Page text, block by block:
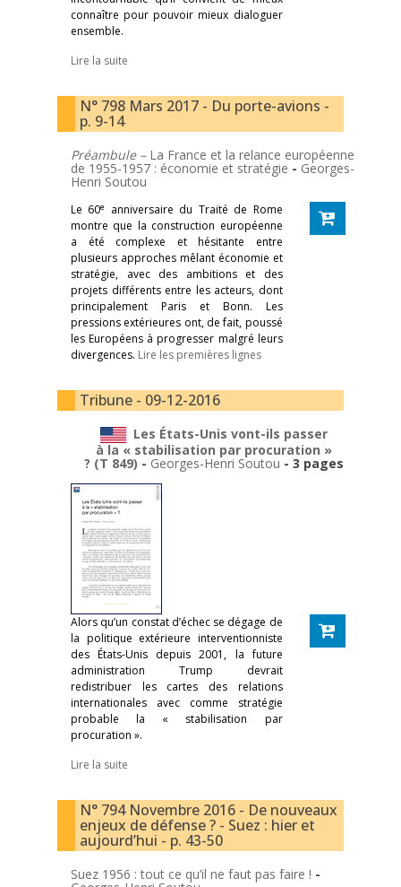
connaître pour pouvoir mieux dialoguer
ensemble.
Lire la suite
N° 798 Mars 2017 - Du porte-avions -
p. 9-14
Préambule – La France et la relance européenne
de 1955-1957 : économie et stratégie - Georges-
Henri Soutou
Le 60e
anniversaire du Traité de Rome
montre que la construction européenne
a été complexe et hésitante entre
plusieurs approches mêlant économie et
stratégie, avec des ambitions et des
projets différents entre les acteurs, dont
principalement Paris et Bonn. Les
pressions extérieures ont, de fait, poussé
les Européens à progresser malgré leurs
divergences. Lire les premières lignes
Tribune - 09-12-2016
Les États-Unis vont-ils passer
à la « stabilisation par procuration »
? (T 849) - Georges-Henri Soutou - 3 pages
Alors qu’un constat d’échec se dégage de
la politique extérieure interventionniste
des États-Unis depuis 2001, la future
administration Trump devrait
redistribuer les cartes des relations
internationales avec comme stratégie
probable la « stabilisation par
procuration ».
Lire la suite
N° 794 Novembre 2016 - De nouveaux
enjeux de défense ? - Suez : hier et
aujourd’hui - p. 43-50
Suez 1956 : tout ce qu’il ne faut pas faire ! -